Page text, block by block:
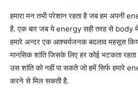
हमारा मन तभी परेशान रहता है जब हम अपनी
है. एक बार जब ये energy सही तरह से body
हमारे अन्दर एक आश्चर्यजनक बदलाव महसूस
मानसिक शांति जिसके लिए हर कोई भटकता
उस शांति को नहीं पा सकते जो हमें सिर्फ हमारे
करने से मिल सकती है.